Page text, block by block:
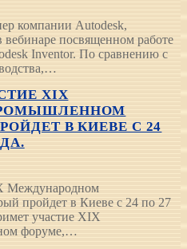
компании Autodesk,
вебинаре посвященном работе
Inventor. По сравнению с
XIX
В КИЕВЕ С 24
Международном
пройдет в Киеве с 24 по 27
участие XIX
форуме,…